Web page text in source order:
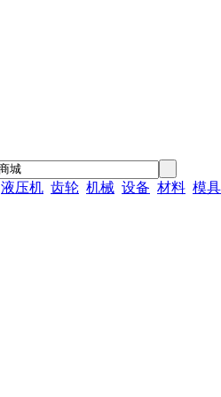
液压机 齿轮 机械 设备 材料 模具